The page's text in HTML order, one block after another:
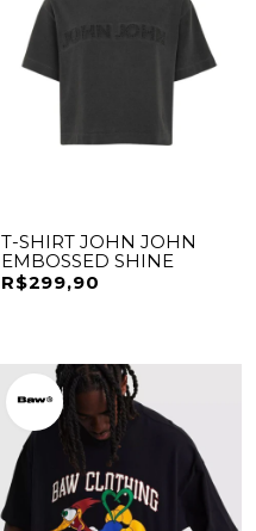
T-SHIRT JOHN JOHN
EMBOSSED SHINE
R$299,90